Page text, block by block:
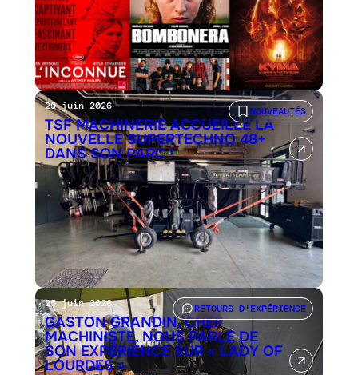
NOUVEAUTÉS
29 juin 2026
TSF MACHINERIE ACCUEILLE LA
NOUVELLE SUPERTECHNO 48+
DANS SON PARC !
RETOURS D'EXPÉRIENCE
25 juin 2026
GASTON GRANDIN, CHEF
MACHINISTE, NOUS PARLE DE
SON EXPÉRIENCE SUR « LADY OF
LOURDES »